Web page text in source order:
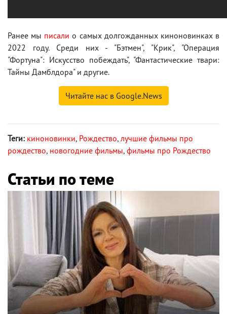
Ранее мы писали о самых долгожданных киноновинках в
2022 году. Среди них - "Бэтмен", "Крик", "Операция
"Фортуна": Искусство побеждать", "Фантастические твари:
Тайны Дамблдора" и другие.
Читайте нас в Google.News
Теги: киноновинки, Рождество, лучшие фильмы про
рождество, новогодние фильмы, фильмы про Рождество
Статьи по теме